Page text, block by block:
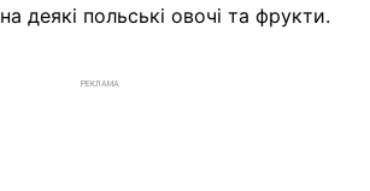
на деякі польські овочі та фрукти.
РЕКЛАМА